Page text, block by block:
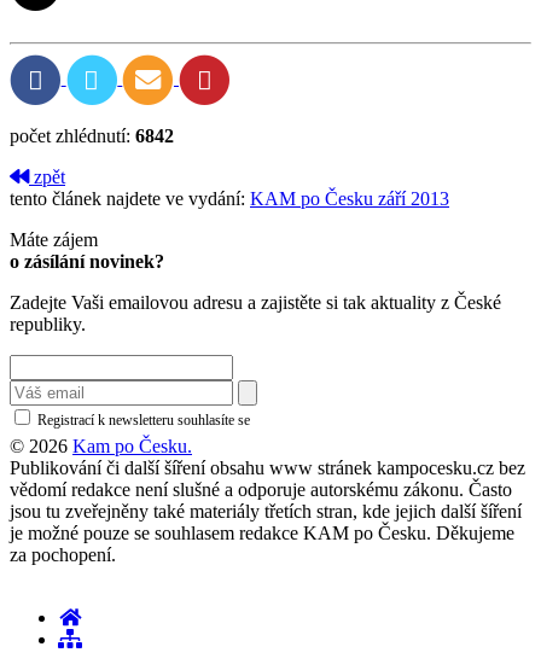
počet zhlédnutí: 6842
zpět
tento článek najdete ve vydání: KAM po Česku září 2013
Máte zájem
o zásílání novinek?
Zadejte Vaši emailovou adresu a zajistěte si tak aktuality z České
republiky.
Registrací k newsletteru souhlasíte se
© 2026 Kam po Česku.
Publikování či další šíření obsahu www stránek kampocesku.cz bez
vědomí redakce není slušné a odporuje autorskému zákonu. Často
jsou tu zveřejněny také materiály třetích stran, kde jejich další šíření
je možné pouze se souhlasem redakce KAM po Česku. Děkujeme
za pochopení.